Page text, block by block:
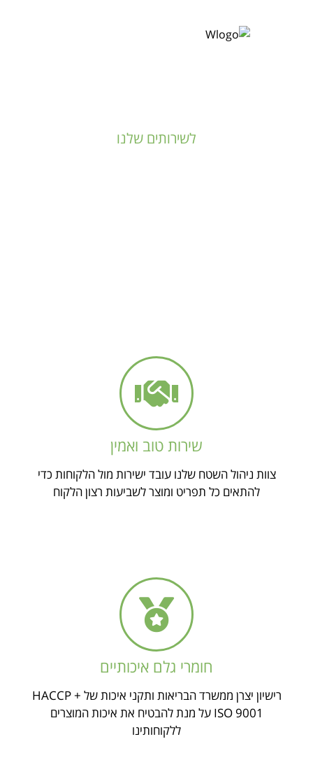
לשירותים שלנו
שירות טוב ואמין
צוות ניהול השטח שלנו עובד ישירות מול הלקוחות כדי
להתאים כל תפריט ומוצר לשביעות רצון הלקוח
חומרי גלם איכותיים
רישיון יצרן ממשרד הבריאות ותקני איכות של HACCP +
ISO 9001 על מנת להבטיח את איכות המוצרים
ללקוחותינו